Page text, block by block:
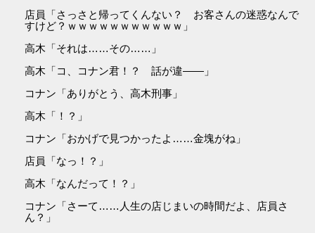
店員「さっさと帰ってくんない？ お客さんの迷惑なんで
すけど？ｗｗｗｗｗｗｗｗｗｗｗ」
高木「それは……その……」
高木「コ、コナン君！？ 話が違――」
コナン「ありがとう、高木刑事」
高木「！？」
コナン「おかげで見つかったよ……金塊がね」
店員「なっ！？」
高木「なんだって！？」
コナン「さーて……人生の店じまいの時間だよ、店員さ
ん？」